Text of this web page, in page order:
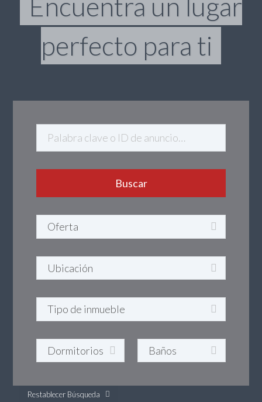
Encuentra un lugar
perfecto para ti
Restablecer Búsqueda